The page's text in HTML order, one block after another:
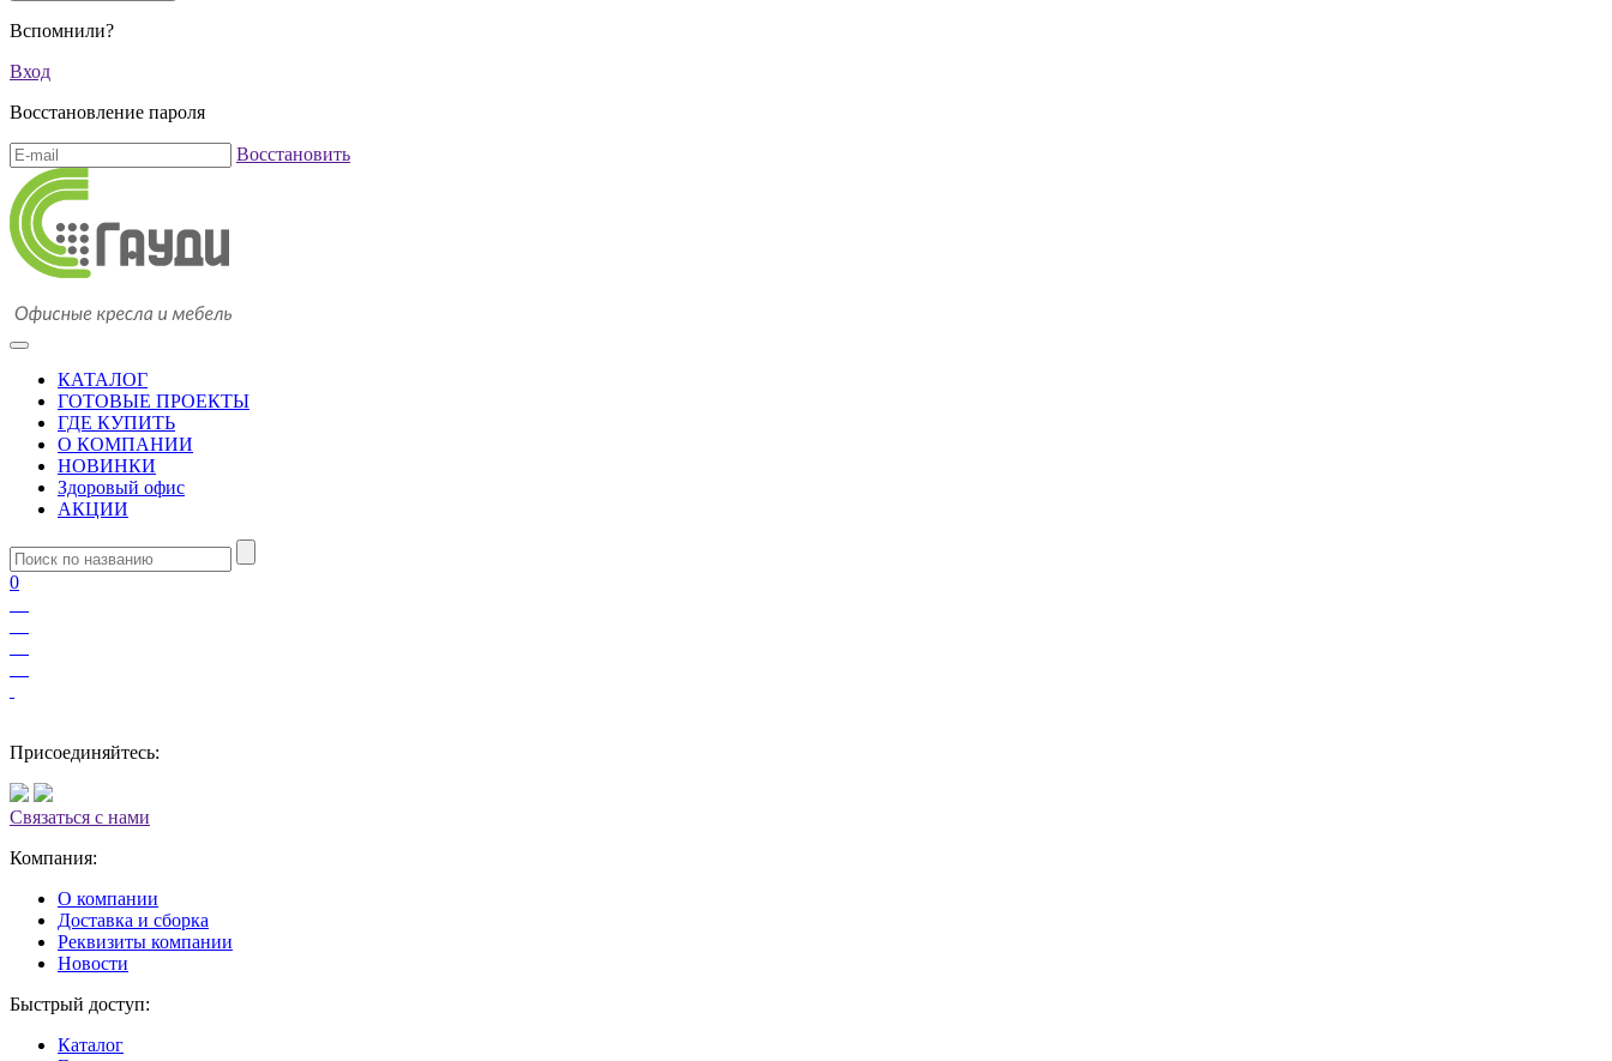
Вспомнили?
Вход
Восстановление пароля
Восстановить
КАТАЛОГ
ГОТОВЫЕ ПРОЕКТЫ
ГДЕ КУПИТЬ
О КОМПАНИИ
НОВИНКИ
Здоровый офис
АКЦИИ
0
Присоединяйтесь:
Связаться с нами
Компания:
О компании
Доставка и сборка
Реквизиты компании
Новости
Быстрый доступ:
Каталог